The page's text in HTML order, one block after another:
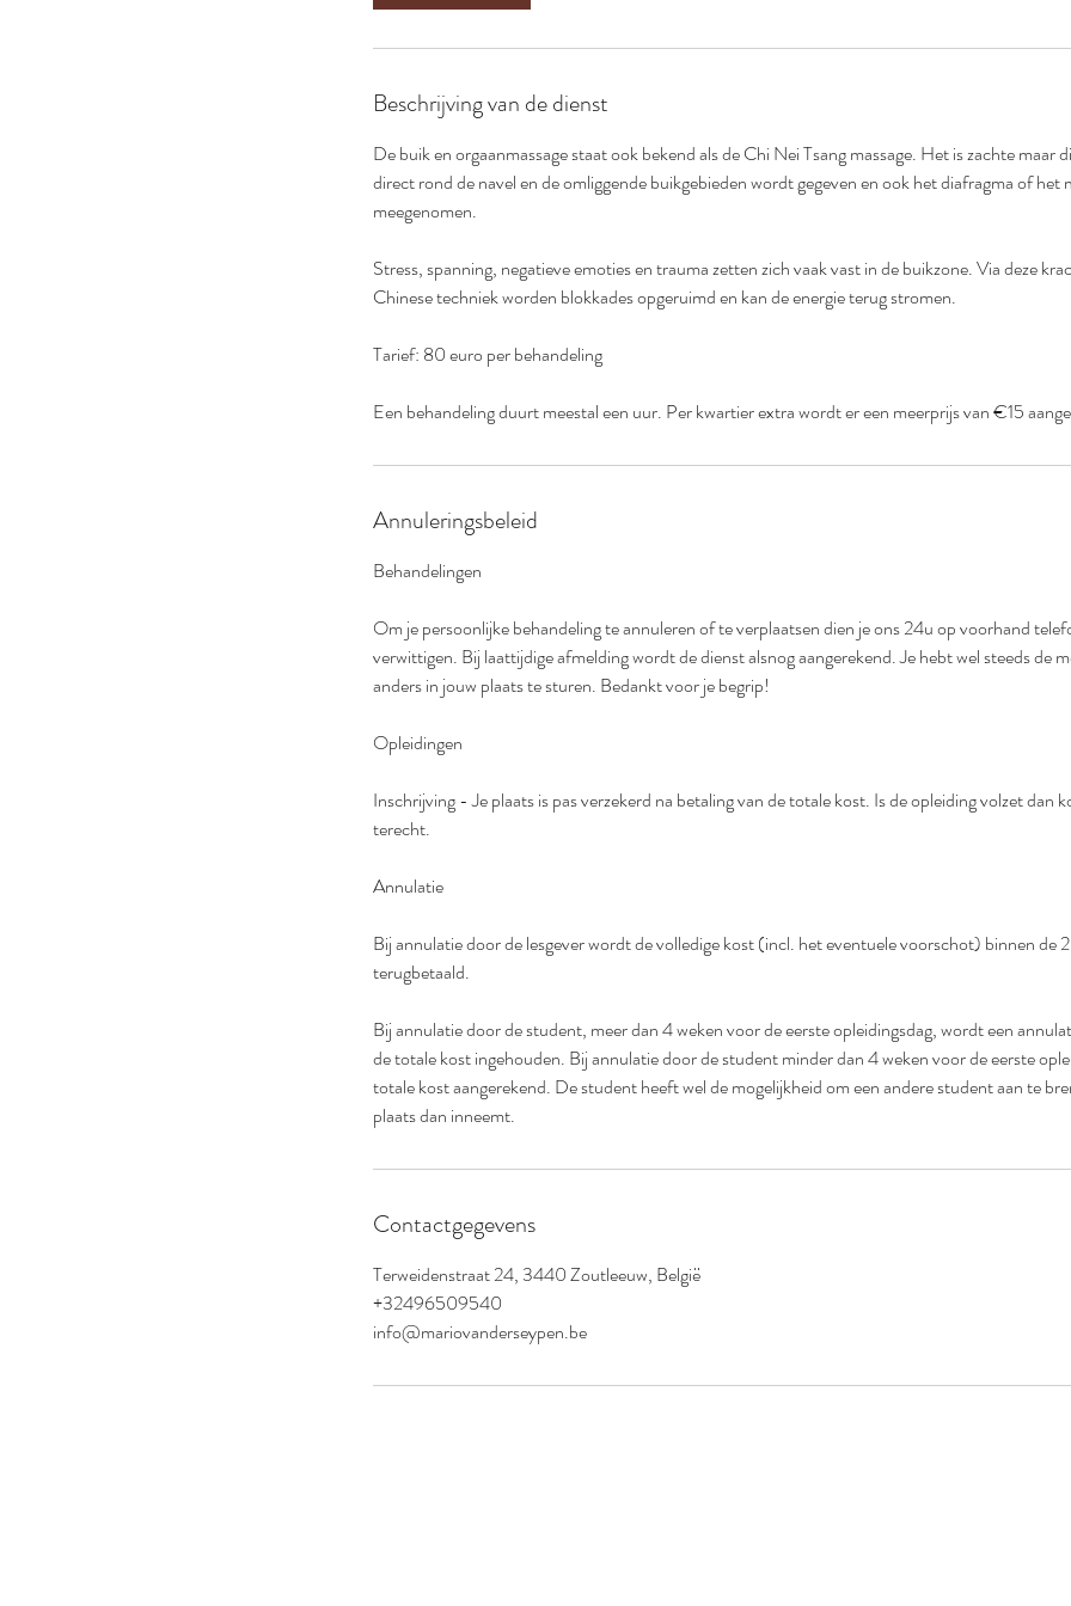
Beschrijving van de dienst
De buik en orgaanmassage staat ook bekend als de Chi Nei Tsang massage. Het is zachte maar
direct rond de navel en de omliggende buikgebieden wordt gegeven en ook het diafragma of
meegenomen.
Stress, spanning, negatieve emoties en trauma zetten zich vaak vast in de buikzone. Via deze
Chinese techniek worden blokkades opgeruimd en kan de energie terug stromen.
Tarief: 80 euro per behandeling
Een behandeling duurt meestal een uur. Per kwartier extra wordt er een meerprijs van €15
Annuleringsbeleid
Behandelingen
Om je persoonlijke behandeling te annuleren of te verplaatsen dien je ons 24u op voorhand
verwittigen. Bij laattijdige afmelding wordt de dienst alsnog aangerekend. Je hebt wel steeds de
anders in jouw plaats te sturen. Bedankt voor je begrip!
Opleidingen
Inschrijving - Je plaats is pas verzekerd na betaling van de totale kost. Is de opleiding volzet dan
terecht.
Annulatie
Bij annulatie door de lesgever wordt de volledige kost (incl. het eventuele voorschot) binnen de
terugbetaald.
Bij annulatie door de student, meer dan 4 weken voor de eerste opleidingsdag, wordt een
de totale kost ingehouden. Bij annulatie door de student minder dan 4 weken voor de eerste
totale kost aangerekend. De student heeft wel de mogelijkheid om een andere student aan te
plaats dan inneemt.
Contactgegevens
Terweidenstraat 24, 3440 Zoutleeuw, België
+32496509540
info@mariovanderseypen.be